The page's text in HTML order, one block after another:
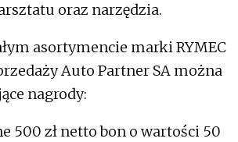
oraz narzędzia.
asortymencie marki RYMEC
Auto Partner SA można
nagrody:
500 zł netto bon o wartości 50